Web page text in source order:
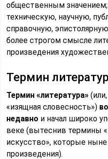
общественным значением;
техническую, научную,
справочную,
более строгом смысле
произведения
Термин
Термин «литература»
«изящная словесность»)
недавно и начал широко
веке (вытеснив термины
искусство», которые
произведения).